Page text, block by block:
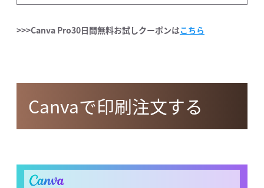
>>>Canva Pro30日間無料お試しクーポンはこちら
Canvaで印刷注文する